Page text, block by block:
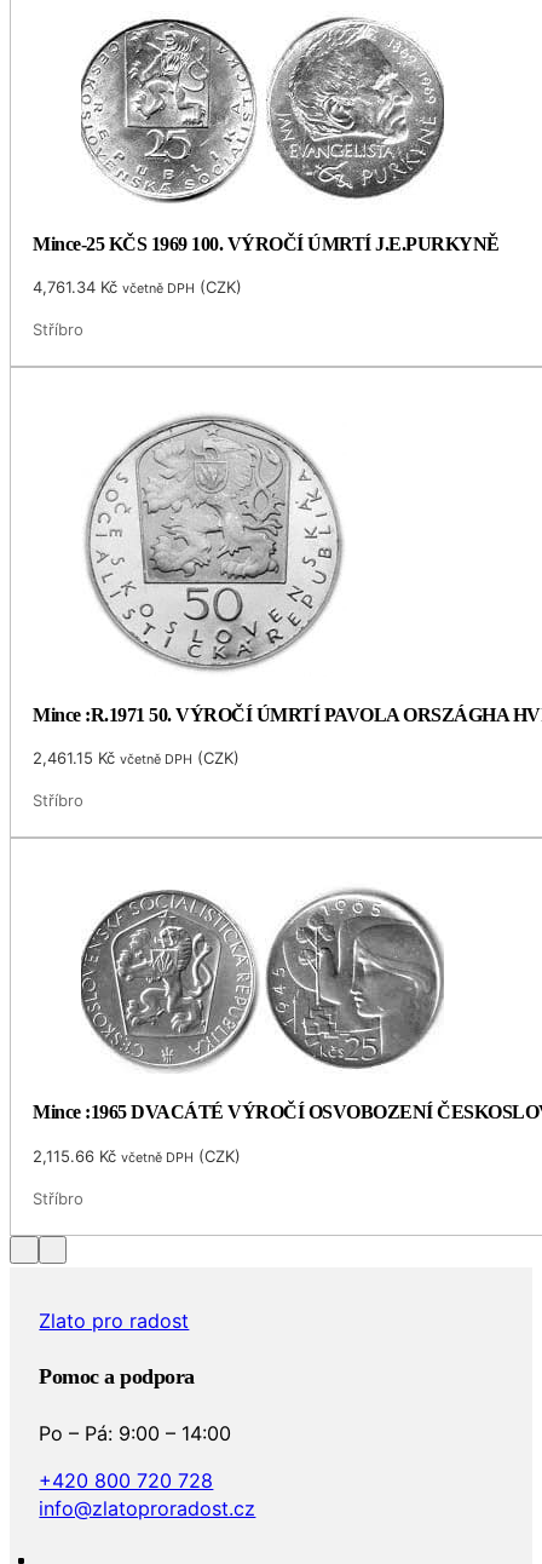
Mince-25 KČS 1969 100. VÝROČÍ ÚMRTÍ J.E.PURKYNĚ
4,761.34 Kč včetně DPH (CZK)
Stříbro
Mince :R.1971 50. VÝROČÍ ÚMRTÍ PAVOLA ORSZÁGHA
2,461.15 Kč včetně DPH (CZK)
Stříbro
Mince :1965 DVACÁTÉ VÝROČÍ OSVOBOZENÍ
2,115.66 Kč včetně DPH (CZK)
Stříbro
Zlato pro radost
Pomoc a podpora
Po – Pá: 9:00 – 14:00
+420 800 720 728
info@zlatoproradost.cz